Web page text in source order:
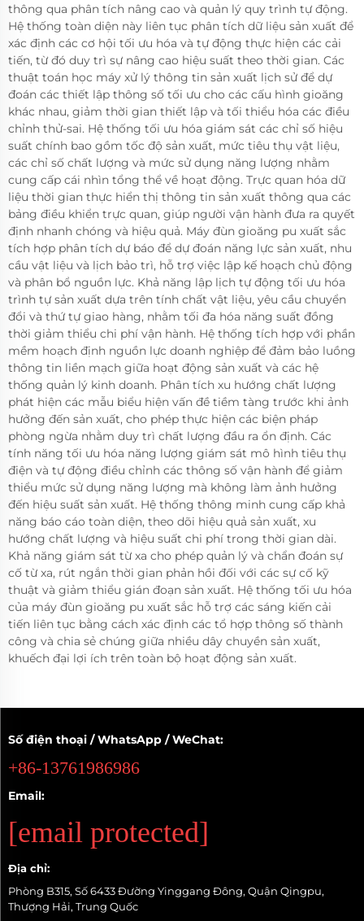
thông qua phân tích nâng cao và quản lý quy trình tự động.
Hệ thống toàn diện này liên tục phân tích dữ liệu sản xuất để
xác định các cơ hội tối ưu hóa và tự động thực hiện các cải
tiến, từ đó duy trì sự nâng cao hiệu suất theo thời gian. Các
thuật toán học máy xử lý thông tin sản xuất lịch sử để dự
đoán các thiết lập thông số tối ưu cho các cấu hình gioăng
khác nhau, giảm thời gian thiết lập và tối thiểu hóa các điều
chỉnh thử-sai. Hệ thống tối ưu hóa giám sát các chỉ số hiệu
suất chính bao gồm tốc độ sản xuất, mức tiêu thụ vật liệu,
các chỉ số chất lượng và mức sử dụng năng lượng nhằm
cung cấp cái nhìn tổng thể về hoạt động. Trực quan hóa dữ
liệu thời gian thực hiển thị thông tin sản xuất thông qua các
bảng điều khiển trực quan, giúp người vận hành đưa ra quyết
định nhanh chóng và hiệu quả. Máy đùn gioăng pu xuất sắc
tích hợp phân tích dự báo để dự đoán năng lực sản xuất, nhu
cầu vật liệu và lịch bảo trì, hỗ trợ việc lập kế hoạch chủ động
và phân bổ nguồn lực. Khả năng lập lịch tự động tối ưu hóa
trình tự sản xuất dựa trên tính chất vật liệu, yêu cầu chuyển
đổi và thứ tự giao hàng, nhằm tối đa hóa năng suất đồng
thời giảm thiểu chi phí vận hành. Hệ thống tích hợp với phần
mềm hoạch định nguồn lực doanh nghiệp để đảm bảo luồng
thông tin liền mạch giữa hoạt động sản xuất và các hệ
thống quản lý kinh doanh. Phân tích xu hướng chất lượng
phát hiện các mẫu biểu hiện vấn đề tiềm tàng trước khi ảnh
hưởng đến sản xuất, cho phép thực hiện các biện pháp
phòng ngừa nhằm duy trì chất lượng đầu ra ổn định. Các
tính năng tối ưu hóa năng lượng giám sát mô hình tiêu thụ
điện và tự động điều chỉnh các thông số vận hành để giảm
thiểu mức sử dụng năng lượng mà không làm ảnh hưởng
đến hiệu suất sản xuất. Hệ thống thông minh cung cấp khả
năng báo cáo toàn diện, theo dõi hiệu quả sản xuất, xu
hướng chất lượng và hiệu suất chi phí trong thời gian dài.
Khả năng giám sát từ xa cho phép quản lý và chẩn đoán sự
cố từ xa, rút ngắn thời gian phản hồi đối với các sự cố kỹ
thuật và giảm thiểu gián đoạn sản xuất. Hệ thống tối ưu hóa
của máy đùn gioăng pu xuất sắc hỗ trợ các sáng kiến cải
tiến liên tục bằng cách xác định các tổ hợp thông số thành
công và chia sẻ chúng giữa nhiều dây chuyền sản xuất,
khuếch đại lợi ích trên toàn bộ hoạt động sản xuất.
Số điện thoại / WhatsApp / WeChat:
+86-13761986986
Email:
[email protected]
Địa chỉ:
Phòng B315, Số 6433 Đường Yinggang Đông, Quận Qingpu,
Thượng Hải, Trung Quốc